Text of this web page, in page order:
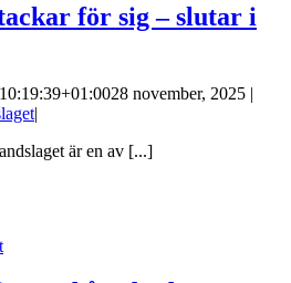
för sig – slutar i
28 november, 2025 |
|
är en av [...]